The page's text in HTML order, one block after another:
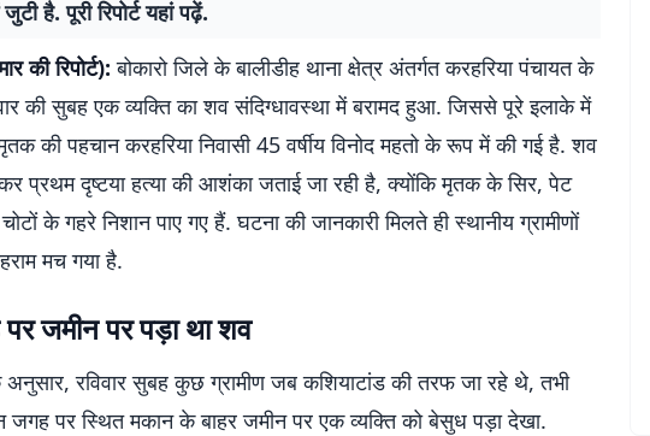
है. पूरी रिपोर्ट यहां पढ़ें.
की रिपोर्ट):बोकारो जिले के बालीडीह थाना क्षेत्र अंतर्गत करहरिया पंचायत के
की सुबह एक व्यक्ति का शव संदिग्धावस्था में बरामद हुआ. जिससे पूरे इलाके में
की पहचान करहरिया निवासी 45 वर्षीय विनोद महतो के रूप में की गई है. शव
प्रथम दृष्टया हत्या की आशंका जताई जा रही है, क्योंकि मृतक के सिर, पेट
के गहरे निशान पाए गए हैं. घटना की जानकारी मिलते ही स्थानीय ग्रामीणों
मच गया है.
जमीन पर पड़ा था शव
अनुसार, रविवार सुबह कुछ ग्रामीण जब कशियाटांड की तरफ जा रहे थे, तभी
जगह पर स्थित मकान के बाहर जमीन पर एक व्यक्ति को बेसुध पड़ा देखा.